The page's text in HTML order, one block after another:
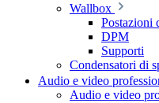
Wallbox
Postazioni
DPM
Supporti
Condensatori di
Audio e video
Audio e video